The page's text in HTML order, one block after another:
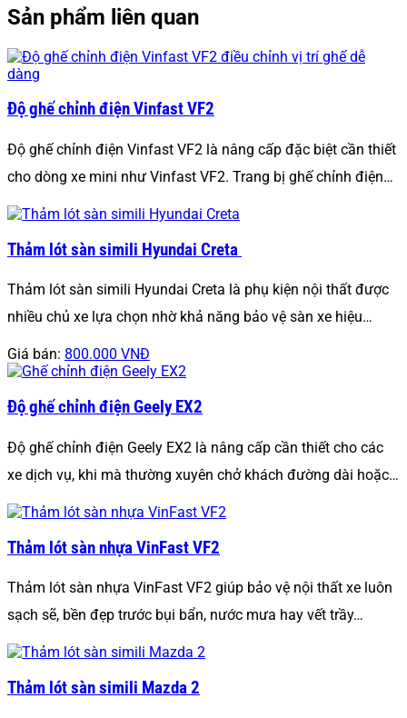
Sản phẩm liên quan
Độ ghế chỉnh điện Vinfast VF2
Độ ghế chỉnh điện Vinfast VF2 là nâng cấp đặc biệt cần thiết
cho dòng xe mini như Vinfast VF2. Trang bị ghế chỉnh điện…
Thảm lót sàn simili Hyundai Creta
Thảm lót sàn simili Hyundai Creta là phụ kiện nội thất được
nhiều chủ xe lựa chọn nhờ khả năng bảo vệ sàn xe hiệu…
Giá bán: 800.000 VNĐ
Độ ghế chỉnh điện Geely EX2
Độ ghế chỉnh điện Geely EX2 là nâng cấp cần thiết cho các
xe dịch vụ, khi mà thường xuyên chở khách đường dài hoặc…
Thảm lót sàn nhựa VinFast VF2
Thảm lót sàn nhựa VinFast VF2 giúp bảo vệ nội thất xe luôn
sạch sẽ, bền đẹp trước bụi bẩn, nước mưa hay vết trầy…
Thảm lót sàn simili Mazda 2